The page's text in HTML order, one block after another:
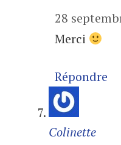
28
Merci
Répondre
Colinette